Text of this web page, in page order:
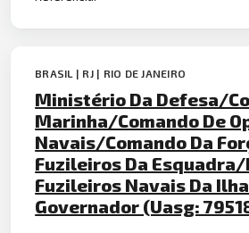
BRASIL | RJ | RIO DE JANEIRO
Ministério Da Defesa/
Marinha/Comando De
Navais/Comando Da
Fuzileiros Da Esquadra/
Fuzileiros Navais Da
Governador (Uasg: